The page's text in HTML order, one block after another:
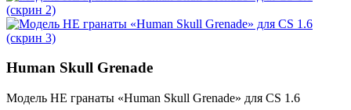
Human Skull Grenade
Модель HE гранаты «Human Skull Grenade» для CS 1.6